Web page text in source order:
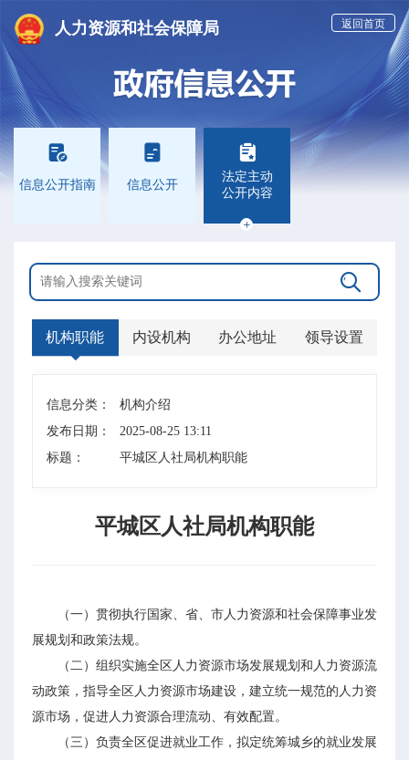
人力资源和社会保障局 返回首页

信息公开指南

信息公开

法定主动
公开内容


机构职能 内设机构 办公地址 领导设置
信息分类：
机构介绍
发布日期：
2025-08-25 13:11
标题：
平城区人社局机构职能
平城区人社局机构职能
（一）贯彻执行国家、省、市人力资源和社会保障事业发
展规划和政策法规。
（二）组织实施全区人力资源市场发展规划和人力资源流
动政策，指导全区人力资源市场建设，建立统一规范的人力资
源市场，促进人力资源合理流动、有效配置。
（三）负责全区促进就业工作，拟定统筹城乡的就业发展